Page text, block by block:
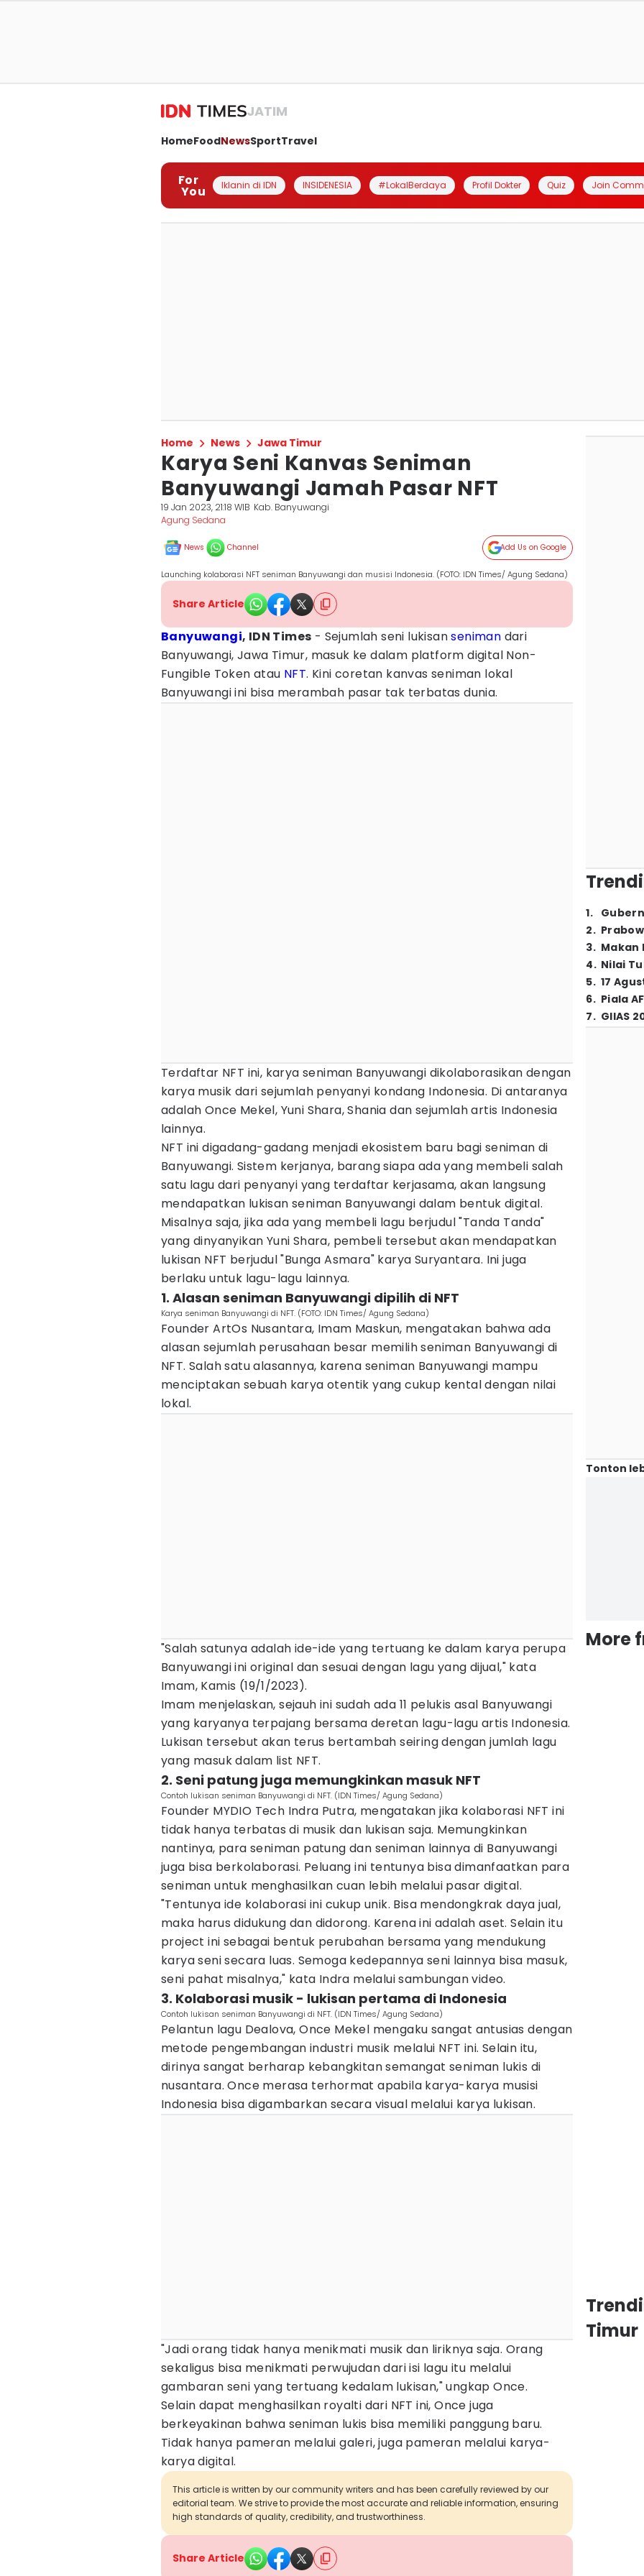
JATIM
HomeFoodNewsSportTravel
For
You Iklanin di IDN INSIDENESIA #LokalBerdaya Profil Dokter Quiz Join
Home News Jawa Timur
Karya Seni Kanvas Seniman
Banyuwangi Jamah Pasar NFT
19 Jan 2023, 21:18 WIB Kab. Banyuwangi
Agung Sedana
News Channel Add Us on Google
Launching kolaborasi NFT seniman Banyuwangi dan musisi Indonesia. (FOTO: IDN Times/ Agung Sedana)
Share Article
Banyuwangi, IDN Times - Sejumlah seni lukisanseniman dari
Banyuwangi, Jawa Timur, masuk ke dalam platform digital Non-
Fungible Token atau NFT. Kini coretan kanvas seniman lokal
Banyuwangi ini bisa merambah pasar tak terbatas dunia.
Terdaftar NFT ini, karya seniman Banyuwangi dikolaborasikan dengan
karya musik dari sejumlah penyanyi kondang Indonesia. Di antaranya
adalah Once Mekel, Yuni Shara, Shania dan sejumlah artis Indonesia
lainnya.
NFT ini digadang-gadang menjadi ekosistem baru bagi seniman di
Banyuwangi. Sistem kerjanya, barang siapa ada yang membeli salah
satu lagu dari penyanyi yang terdaftar kerjasama, akan langsung
mendapatkan lukisan seniman Banyuwangi dalam bentuk digital.
Misalnya saja, jika ada yang membeli lagu berjudul "Tanda Tanda"
yang dinyanyikan Yuni Shara, pembeli tersebut akan mendapatkan
lukisan NFT berjudul "Bunga Asmara" karya Suryantara. Ini juga
berlaku untuk lagu-lagu lainnya.
1. Alasan seniman Banyuwangi dipilih di NFT
Karya seniman Banyuwangi di NFT. (FOTO: IDN Times/ Agung Sedana)
Founder ArtOs Nusantara, Imam Maskun, mengatakan bahwa ada
alasan sejumlah perusahaan besar memilih seniman Banyuwangi di
NFT. Salah satu alasannya, karena seniman Banyuwangi mampu
menciptakan sebuah karya otentik yang cukup kental dengan nilai
lokal.
"Salah satunya adalah ide-ide yang tertuang ke dalam karya perupa
Banyuwangi ini original dan sesuai dengan lagu yang dijual," kata
Imam, Kamis (19/1/2023).
Imam menjelaskan, sejauh ini sudah ada 11 pelukis asal Banyuwangi
yang karyanya terpajang bersama deretan lagu-lagu artis Indonesia.
Lukisan tersebut akan terus bertambah seiring dengan jumlah lagu
yang masuk dalam list NFT.
2. Seni patung juga memungkinkan masuk NFT
Contoh lukisan seniman Banyuwangi di NFT. (IDN Times/ Agung Sedana)
Founder MYDIO Tech Indra Putra, mengatakan jika kolaborasi NFT ini
tidak hanya terbatas di musik dan lukisan saja. Memungkinkan
nantinya, para seniman patung dan seniman lainnya di Banyuwangi
juga bisa berkolaborasi. Peluang ini tentunya bisa dimanfaatkan para
seniman untuk menghasilkan cuan lebih melalui pasar digital.
"Tentunya ide kolaborasi ini cukup unik. Bisa mendongkrak daya jual,
maka harus didukung dan didorong. Karena ini adalah aset. Selain itu
project ini sebagai bentuk perubahan bersama yang mendukung
karya seni secara luas. Semoga kedepannya seni lainnya bisa masuk,
seni pahat misalnya," kata Indra melalui sambungan video.
3. Kolaborasi musik - lukisan pertama di Indonesia
Contoh lukisan seniman Banyuwangi di NFT. (IDN Times/ Agung Sedana)
Pelantun lagu Dealova, Once Mekel mengaku sangat antusias dengan
metode pengembangan industri musik melalui NFT ini. Selain itu,
dirinya sangat berharap kebangkitan semangat seniman lukis di
nusantara. Once merasa terhormat apabila karya-karya musisi
Indonesia bisa digambarkan secara visual melalui karya lukisan.
"Jadi orang tidak hanya menikmati musik dan liriknya saja. Orang
sekaligus bisa menikmati perwujudan dari isi lagu itu melalui
gambaran seni yang tertuang kedalam lukisan," ungkap Once.
Selain dapat menghasilkan royalti dari NFT ini, Once juga
berkeyakinan bahwa seniman lukis bisa memiliki panggung baru.
Tidak hanya pameran melalui galeri, juga pameran melalui karya-
karya digital.
This article is written by our community writers and has been carefully reviewed by our
editorial team. We strive to provide the most accurate and reliable information, ensuring
high standards of quality, credibility, and trustworthiness.
Share Article
1.
2.
3. Makan
4. Nilai
5. 17
6. Piala
7. GIIAS
Tonton
More
Timur